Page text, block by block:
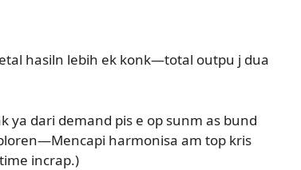
hasiln lebih ek konk—total outpu j dua
ya dari demand pis e op sunm as bund
harmonisa am top kris
incrap.)